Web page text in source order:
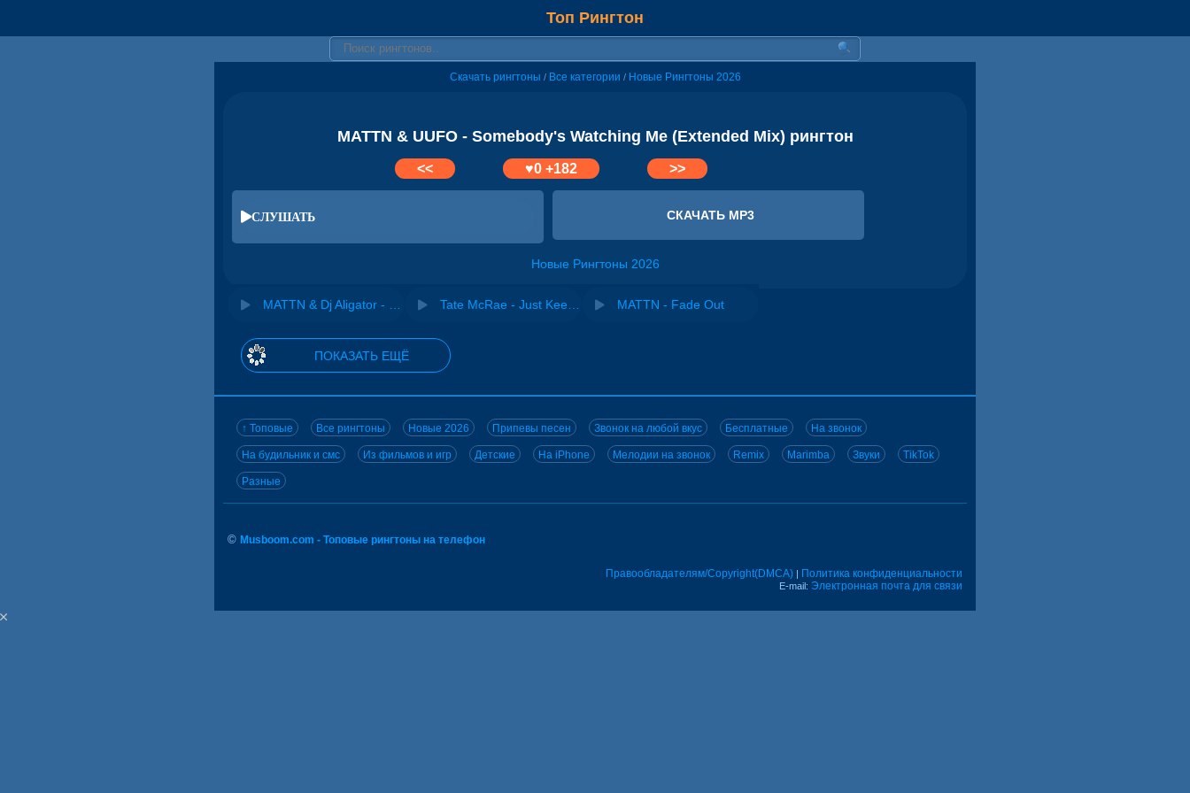
Топ Рингтон
Скачать рингтоны / Все категории / Новые Рингтоны 2026
MATTN & UUFO - Somebody's Watching Me (Extended Mix) рингтон
<< ♥0+182 >>
СЛУШАТЬ СКАЧАТЬ MP3
Новые Рингтоны 2026
MATTN - Fade Out
ПОКАЗАТЬ ЕЩЁ
↑ Топовые Все рингтоны Новые 2026 Припевы песен Звонок на любой вкус Бесплатные На звонок
На будильник и смс Из фильмов и игр Детские На iPhone Мелодии на звонок Remix Marimba Звуки TikTok
Разные
© Musboom.com - Топовые рингтоны на телефон
Правообладателям/Copyright(DMCA) | Политика конфиденциальности
E-mail: Электронная почта для связи